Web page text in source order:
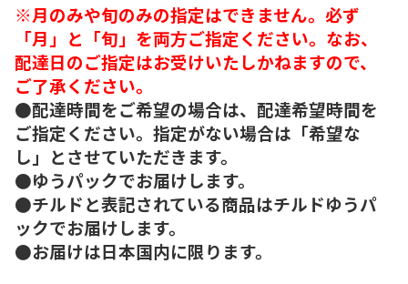
※月のみや旬のみの指定はできません。必ず
「月」と「旬」を両方ご指定ください。なお、
配達日のご指定はお受けいたしかねますので、
ご了承ください。
●配達時間をご希望の場合は、配達希望時間を
ご指定ください。指定がない場合は「希望な
し」とさせていただきます。
●ゆうパックでお届けします。
●チルドと表記されている商品はチルドゆうパ
ックでお届けします。
●お届けは日本国内に限ります。